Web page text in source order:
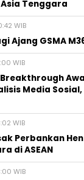
Tenggara
WIB
Ajang GSMA
WIB
Media
WIB
Perbankan
di ASEAN
WIB